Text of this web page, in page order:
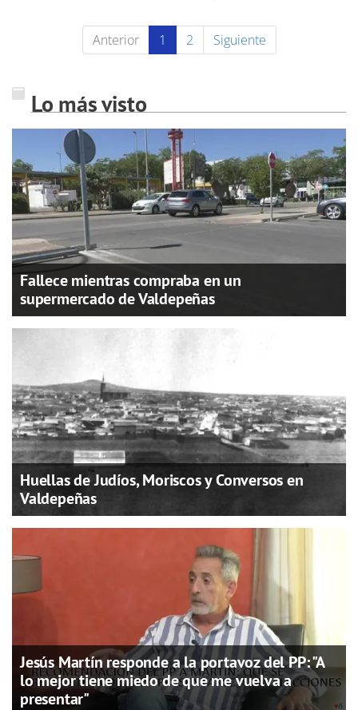
Anterior 1 2 Siguiente
Lo más visto
Fallece mientras compraba en un
supermercado de Valdepeñas
Huellas de Judíos, Moriscos y Conversos en
Valdepeñas
Jesús Martín responde a la portavoz del PP: "A
lo mejor tiene miedo de que me vuelva a
presentar"